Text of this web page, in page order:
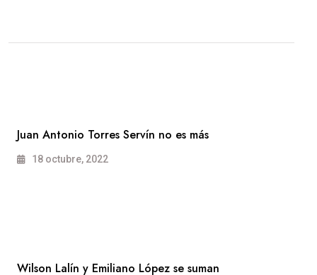
Juan Antonio Torres Servín no es más
18 octubre, 2022
Wilson Lalín y Emiliano López se suman